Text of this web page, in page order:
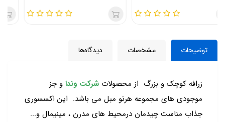
توضیحات مشخصات دیدگاه‌ها
زرافه کوچک و بزرگ از محصولات شرکت وندا و جز
موجودی های مجموعه هرنو مبل می باشد. این اکسسوری
جذاب مناست چیدمان درمحیط های مدرن ، مینیمال و...